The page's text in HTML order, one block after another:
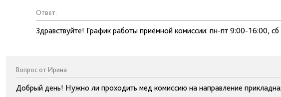
Ответ:
Здравствуйте! График работы приёмной комиссии: пн-пт 9:00-16:00,
Вопрос от Ирина
Добрый день! Нужно ли проходить мед комиссию на направление